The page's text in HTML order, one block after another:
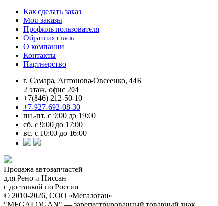
Как сделать заказ
Мои заказы
Профиль пользователя
Обратная связь
О компании
Контакты
Партнерство
г. Самара, Антонова-Овсеенко, 44Б
2 этаж, офис 204
+7(846) 212-50-10
+7-927-692-08-30
пн.-пт. с 9:00 до 19:00
сб. с 9:00 до 17:00
вс. с 10:00 до 16:00
Продажа автозапчастей
для Рено и Ниссан
с доставкой по России
© 2010-2026, ООО «Мегалоган»